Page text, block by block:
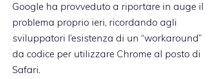
Google ha provveduto a riportare in auge il
problema proprio ieri, ricordando agli
sviluppatori l’esistenza di un “workaround”
da codice per utilizzare Chrome al posto di
Safari.